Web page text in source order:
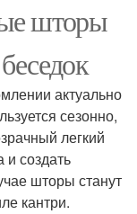
шторы
актуально
сезонно,
легкий
и создать
шторы станут
кантри.